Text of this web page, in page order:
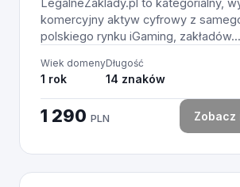
LegalneZaklady.pl to kategorialny,
komercyjny aktyw cyfrowy z
polskiego rynku iGaming, zakładów...
Wiek domeny
1 rok
Długość
14 znaków
1 290 PLN Zobacz